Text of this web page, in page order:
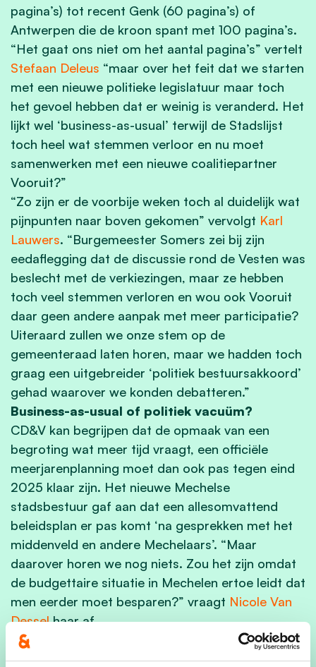
pagina’s) tot recent Genk (60 pagina’s) of
Antwerpen die de kroon spant met 100 pagina’s.
“Het gaat ons niet om het aantal pagina’s” vertelt
Stefaan Deleus “maar over het feit dat we starten
met een nieuwe politieke legislatuur maar toch
het gevoel hebben dat er weinig is veranderd. Het
lijkt wel ‘business-as-usual’ terwijl de Stadslijst
toch heel wat stemmen verloor en nu moet
samenwerken met een nieuwe coalitiepartner
Vooruit?”
“Zo zijn er de voorbije weken toch al duidelijk wat
pijnpunten naar boven gekomen” vervolgt Karl
Lauwers. “Burgemeester Somers zei bij zijn
eedaflegging dat de discussie rond de Vesten was
beslecht met de verkiezingen, maar ze hebben
toch veel stemmen verloren en wou ook Vooruit
daar geen andere aanpak met meer participatie?
Uiteraard zullen we onze stem op de
gemeenteraad laten horen, maar we hadden toch
graag een uitgebreider ‘politiek bestuursakkoord’
gehad waarover we konden debatteren.”
Business-as-usual of politiek vacuüm?
CD&V kan begrijpen dat de opmaak van een
begroting wat meer tijd vraagt, een officiële
meerjarenplanning moet dan ook pas tegen eind
2025 klaar zijn. Het nieuwe Mechelse
stadsbestuur gaf aan dat een allesomvattend
beleidsplan er pas komt ‘na gesprekken met het
middenveld en andere Mechelaars’. “Maar
daarover horen we nog niets. Zou het zijn omdat
de budgettaire situatie in Mechelen ertoe leidt dat
men eerder moet besparen?” vraagt Nicole Van
Desselhaar af.
We verwijzen tot slot ook naar het recent dossier
van de windmolen in Battel. “Hoewel wij ook voor